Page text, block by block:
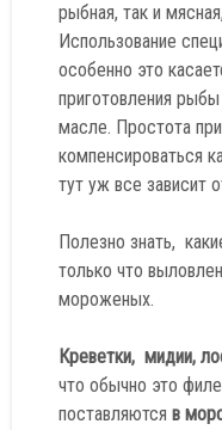
рыбная, так и
Использование
особенно это
приготовления
масле. Простота
компенсироваться
тут уж все зависит
Полезно знать,
только что
мороженых.
Креветки, мидии,
что обычно это
поставляются в